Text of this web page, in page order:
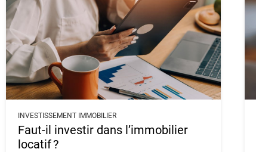
INVESTISSEMENT IMMOBILIER
Faut-il investir dans l’immobilier
locatif ?